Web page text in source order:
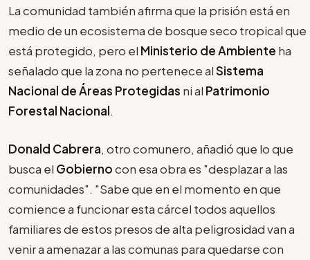
La comunidad también afirma que la prisión está en
medio de un ecosistema de bosque seco tropical que
está protegido, pero el Ministerio de Ambiente ha
señalado que la zona no pertenece alSistema
Nacional de Áreas Protegidas ni al Patrimonio
Forestal Nacional.
Donald Cabrera, otro comunero, añadió que lo que
busca el Gobiernocon esa obra es "desplazar a las
comunidades". "Sabe que en el momento en que
comience a funcionar esta cárcel todos aquellos
familiares de estos presos de alta peligrosidad van a
venir a amenazar a las comunas para quedarse con